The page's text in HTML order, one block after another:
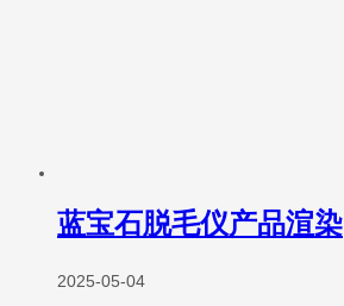
蓝宝石脱毛仪产品渲染
2025-05-04